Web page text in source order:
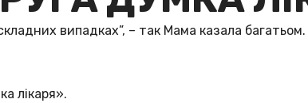
випадках”, – так Мама казала багатьом.
лікаря».